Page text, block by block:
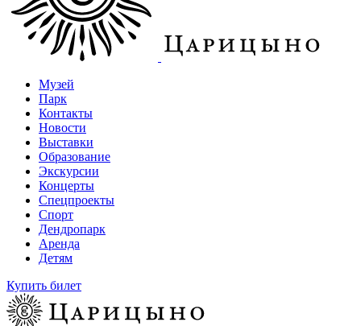
Музей
Парк
Контакты
Новости
Выставки
Образование
Экскурсии
Концерты
Спецпроекты
Спорт
Дендропарк
Аренда
Детям
Купить билет